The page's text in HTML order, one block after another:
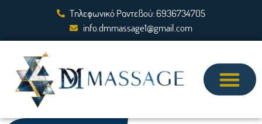
Τηλεφωνικό Ραντεβού: 6936734705
info.dmmassage1@gmail.com